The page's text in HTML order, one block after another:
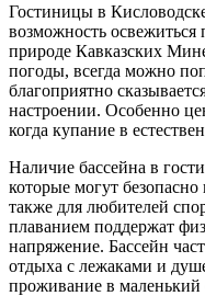
Гостиницы в
возможность освежиться
природе Кавказских
погоды, всегда можно
благоприятно
настроении. Особенно
когда купание в
Наличие бассейна в
которые могут
также для любителей
плаванием поддержат
напряжение. Бассейн
отдыха с лежаками и
проживание в маленький